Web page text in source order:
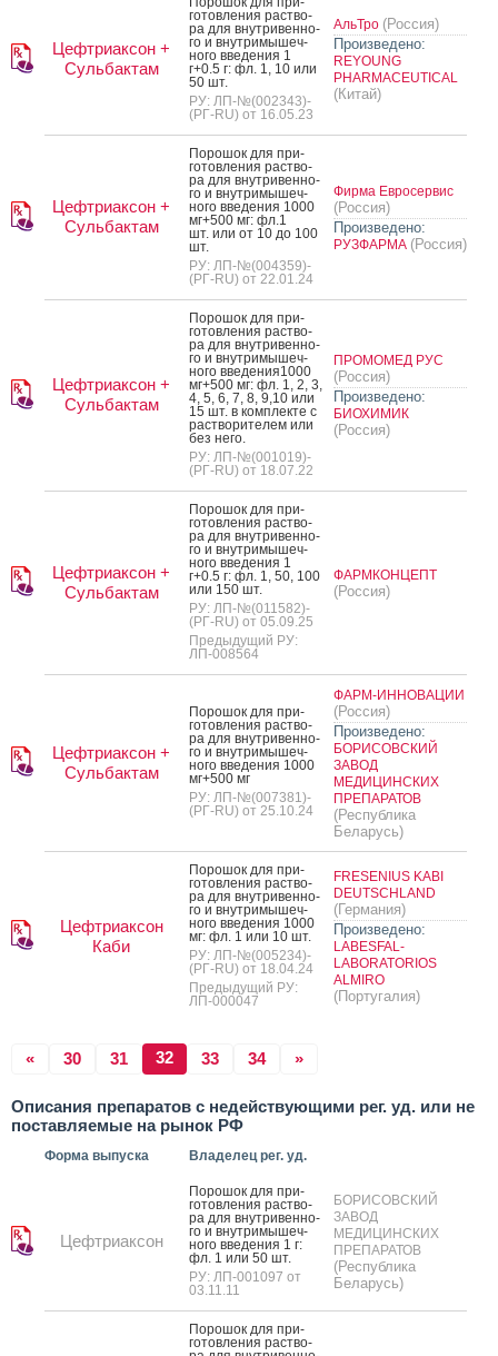
Цефтриаксон +
Сульбактам
готов­ле­ния рас­тво­
ра для внут­ри­вен­но­
го и внут­ри­мышеч­
но­го вве­дения 1
г+0.5 г: фл. 1, 10 или
50 шт.
РУ: ЛП-№(002343)-
(РГ-RU) от 16.05.23
АльТро (Россия)
Произведено:
REYOUNG
PHARMACEUTICAL
(Китай)
Цефтриаксон +
Сульбактам
По­рошок для при­
готов­ле­ния рас­тво­
ра для внут­ри­вен­но­
го и внут­ри­мышеч­
но­го вве­дения 1000
мг+500 мг: фл.1
шт. или от 10 до 100
шт.
РУ: ЛП-№(004359)-
(РГ-RU) от 22.01.24
Фирма Евросервис
(Россия)
Произведено:
РУЗФАРМА (Россия)
Цефтриаксон +
Сульбактам
По­рошок для при­
готов­ле­ния рас­тво­
ра для внут­ри­вен­но­
го и внут­ри­мышеч­
но­го вве­дения1000
мг+500 мг: фл. 1, 2, 3,
4, 5, 6, 7, 8, 9,10 или
15 шт. в ком­плек­те с
рас­тво­рите­лем или
без не­го.
РУ: ЛП-№(001019)-
(РГ-RU) от 18.07.22
ПРОМОМЕД РУС
(Россия)
Произведено:
БИОХИМИК
(Россия)
Цефтриаксон +
Сульбактам
По­рошок для при­
готов­ле­ния рас­тво­
ра для внут­ри­вен­но­
го и внут­ри­мышеч­
но­го вве­дения 1
г+0.5 г: фл. 1, 50, 100
или 150 шт.
РУ: ЛП-№(011582)-
(РГ-RU) от 05.09.25
Предыдущий РУ:
ЛП-008564
ФАРМКОНЦЕПТ
(Россия)
Цефтриаксон +
Сульбактам
По­рошок для при­
готов­ле­ния рас­тво­
ра для внут­ри­вен­но­
го и внут­ри­мышеч­
но­го вве­дения 1000
мг+500 мг
РУ: ЛП-№(007381)-
(РГ-RU) от 25.10.24
ФАРМ-ИННОВАЦИИ
(Россия)
Произведено:
БОРИСОВСКИЙ
ЗАВОД
МЕДИЦИНСКИХ
ПРЕПАРАТОВ
(Республика
Беларусь)
Цефтриаксон
Каби
По­рошок для при­
готов­ле­ния рас­тво­
ра для внут­ри­вен­но­
го и внут­ри­мышеч­
но­го вве­дения 1000
мг: фл. 1 или 10 шт.
РУ: ЛП-№(005234)-
(РГ-RU) от 18.04.24
Предыдущий РУ:
ЛП-000047
FRESENIUS KABI
DEUTSCHLAND
(Германия)
Произведено:
LABESFAL-
LABORATORIOS
ALMIRO
(Португалия)
« 30 31 32 33 34 »
Описания препаратов с недействующими рег. уд. или не
поставляемые на рынок РФ
Форма выпуска Владелец рег. уд.
Цефтриаксон
По­рошок для при­
готов­ле­ния рас­тво­
ра для внут­ри­вен­но­
го и внут­ри­мышеч­
но­го вве­дения 1 г:
фл. 1 или 50 шт.
РУ: ЛП-001097 от
03.11.11
БОРИСОВСКИЙ
ЗАВОД
МЕДИЦИНСКИХ
ПРЕПАРАТОВ
(Республика
Беларусь)
По­рошок для при­
готов­ле­ния рас­тво­